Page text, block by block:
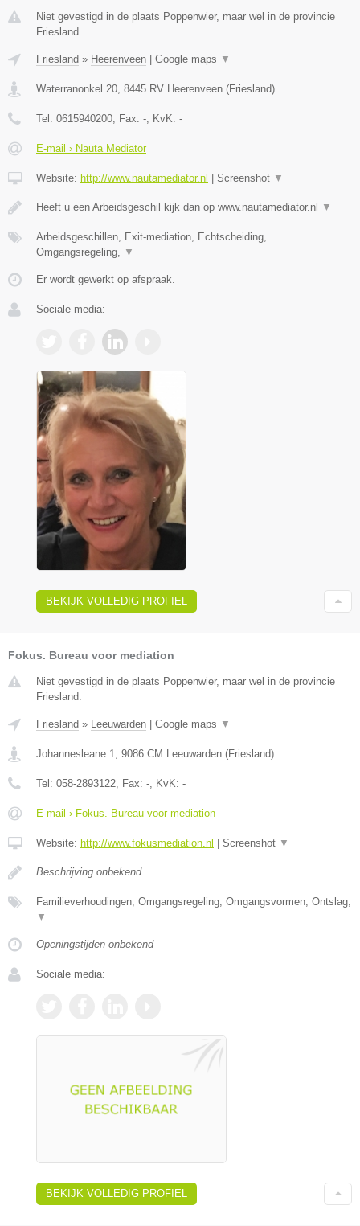
Niet gevestigd in de plaats Poppenwier, maar wel in de provincie
Friesland.
Friesland » Heerenveen Google maps ▼
Waterranonkel 20 8445 RV Heerenveen (Friesland)
Tel: 0615940200 , Fax: - , KvK: -
E-mail › Nauta Mediator
Website: http://www.nautamediator.nl Screenshot ▼
Heeft u een Arbeidsgeschil kijk dan op www.nautamediator.nl ▼
Arbeidsgeschillen, Exit-mediation, Echtscheiding,
Omgangsregeling,
▼
Er wordt gewerkt op afspraak.
Sociale media:
BEKIJK VOLLEDIG PROFIEL
Fokus. Bureau voor mediation
Niet gevestigd in de plaats Poppenwier, maar wel in de provincie
Friesland.
Friesland » Leeuwarden Google maps ▼
Johannesleane 1, 9086 CM Leeuwarden (Friesland)
Tel: 058-2893122, Fax: -, KvK: -
E-mail › Fokus. Bureau voor mediation
Website: http://www.fokusmediation.nl Screenshot ▼
Beschrijving onbekend
Familieverhoudingen, Omgangsregeling, Omgangsvormen, Ontslag,
▼
Openingstijden onbekend
Sociale media:
BEKIJK VOLLEDIG PROFIEL